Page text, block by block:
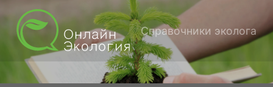
Справочники эколога